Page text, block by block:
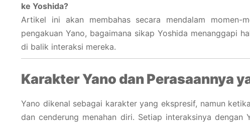
ke Yoshida?
Artikel ini akan membahas secara mendalam momen-
pengakuan Yano, bagaimana sikap Yoshida menanggapi
di balik interaksi mereka.
Karakter Yano dan Perasaannya
Yano dikenal sebagai karakter yang ekspresif, namun
dan cenderung menahan diri. Setiap interaksinya